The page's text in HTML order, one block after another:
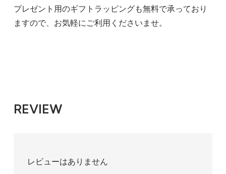
プレゼント用のギフトラッピングも無料で承っており
ますので、お気軽にご利用くださいませ。
REVIEW
レビューはありません